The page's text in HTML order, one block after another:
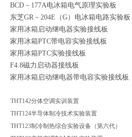
BCD－177A电冰箱电气原理实验板
东芝GR－204E（G）电冰箱电路实验板
家用冰箱启动继电器实验接线板
家用冰箱PTC带电容实验接线板
家用冰箱PTC实验接线板
F4.8磁力启动器接线板
家用冰箱启动继电器带电容实验接线板
THT142分体空调实训装置
THT124半导体制冷技术实验装置
THT123制冷制热综合实验设备（第六代）